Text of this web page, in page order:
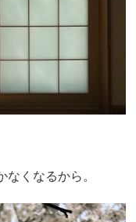
くなるから。